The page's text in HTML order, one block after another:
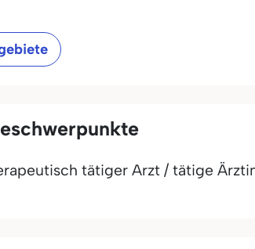
tätiger Arzt / tätige